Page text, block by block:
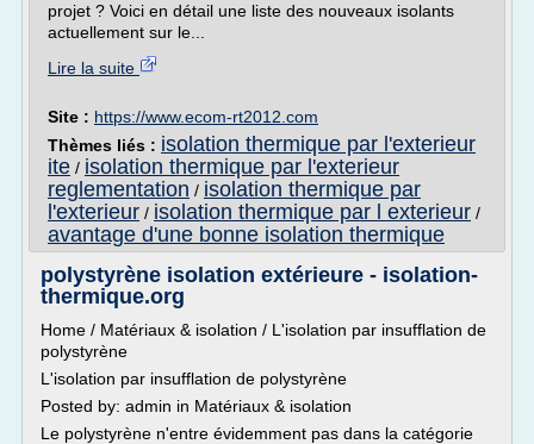
projet ? Voici en détail une liste des nouveaux isolants
actuellement sur le...
Lire la suite
Site : https://www.ecom-rt2012.com
Thèmes liés : isolation thermique par l'exterieur
ite / isolation thermique par l'exterieur
reglementation / isolation thermique par
l'exterieur / isolation thermique par l exterieur /
avantage d'une bonne isolation thermique
polystyrène isolation extérieure - isolation-
thermique.org
Home / Matériaux & isolation / L'isolation par insufflation de
polystyrène
L'isolation par insufflation de polystyrène
Posted by: admin in Matériaux & isolation
Le polystyrène n'entre évidemment pas dans la catégorie